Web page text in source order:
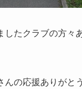
したクラブの方々
んの応援ありがと